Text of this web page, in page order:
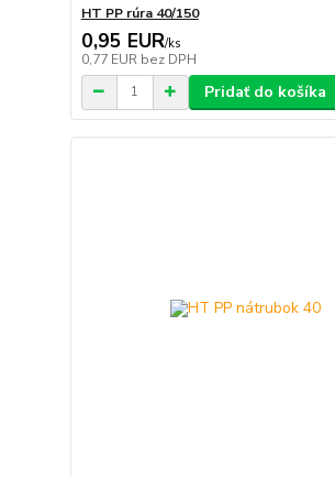
HT PP rúra 40/150
0,95 EUR/ks
0,77 EUR bez DPH
Pridať do košíka